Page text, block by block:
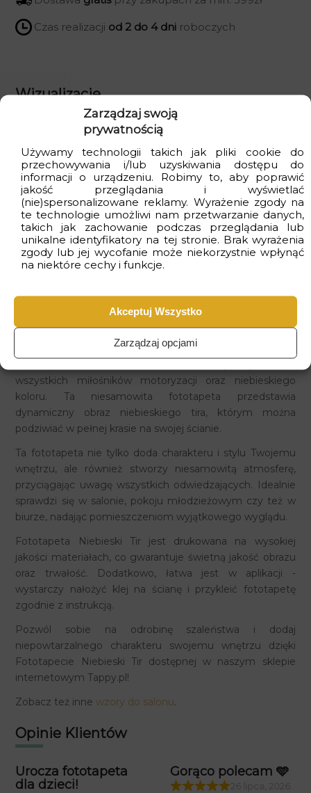
Zarządzaj swoją
prywatnością
Używamy technologii takich jak pliki cookie do
przechowywania i/lub uzyskiwania dostępu do
informacji o urządzeniu. Robimy to, aby poprawić
jakość przeglądania i wyświetlać
(nie)spersonalizowane reklamy. Wyrażenie zgody na
te technologie umożliwi nam przetwarzanie danych,
takich jak zachowanie podczas przeglądania lub
unikalne identyfikatory na tej stronie. Brak wyrażenia
zgody lub jej wycofanie może niekorzystnie wpłynąć
na niektóre cechy i funkcje.
Akceptuj Wszystko
Zarządzaj opcjami
Czas realizacji od 2 do 4 dni roboczych
Wizualizacje
Fototapeta Niebieski Tir
wszystkich miłośników motoryzacji oraz niebieskiego
koloru. Ta niesamowita fototapeta przedstawia
dynamiczny obraz niebieskiego tira, którym można
podziwiać w pełnej krasie na swojej ścianie.
Ta fototapeta nie tylko doda charakteru i stylu Twojemu
wnętrzu, ale również stworzy niesamowitą atmosferę,
przyciągając uwagę wszystkich odwiedzających. Idealnie
sprawdzi się w salonie, pokoju młodzieżowym czy też w
biurze, nadając pomieszczeniom wyjątkowego wyglądu.
Fototapeta Niebieski Tir jest drukowana na wysokiej
jakości materiałach, co gwarantuje świetną jakość obrazu
oraz trwałość. Dodatkowo, łatwa jest w aplikacji -
wystarczy nałożyć klej na ścianę i przykleić fototapetę
zgodnie z instrukcją.
Pozwól sobie na odrobinę szaleństwa i dodaj
niepowtarzalnego charakteru swojemu wnętrzu dzięki
Fototapecie Niebieski Tir dostępnej w naszym sklepie
internetowym Tappy.pl!
Zobacz też innewzory do salonu.
Opinie Klientów
Urocza fototapeta
dla dzieci!
Gorąco polecam 🩵